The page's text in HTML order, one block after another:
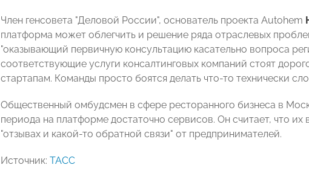
Член генсовета "Деловой России", основатель проекта Autohem
платформа может облегчить и решение ряда отраслевых
"оказывающий первичную консультацию касательно вопроса
соответствующие услуги консалтинговых компаний стоят
стартапам. Команды просто боятся делать что-то технически
Общественный омбудсмен в сфере ресторанного бизнеса в
периода на платформе достаточно сервисов. Он считает, что
"отзывах и какой-то обратной связи" от предпринимателей.
Источник: ТАСС